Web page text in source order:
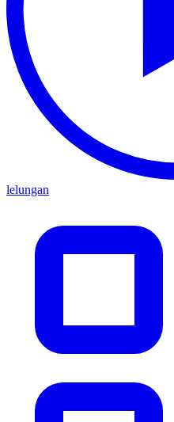
lelungan